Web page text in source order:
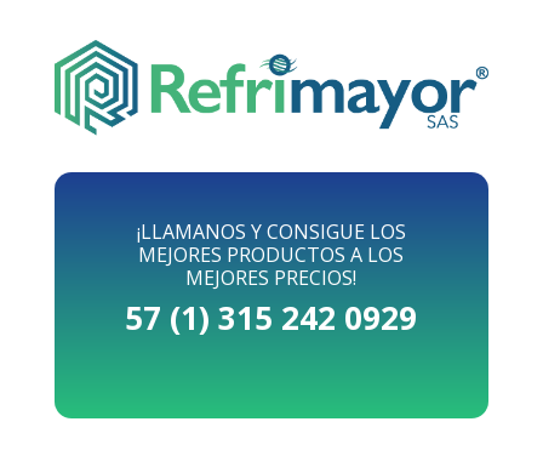
¡LLAMANOS Y CONSIGUE LOS
MEJORES PRODUCTOS A LOS
MEJORES PRECIOS!
57 (1) 315 242 0929